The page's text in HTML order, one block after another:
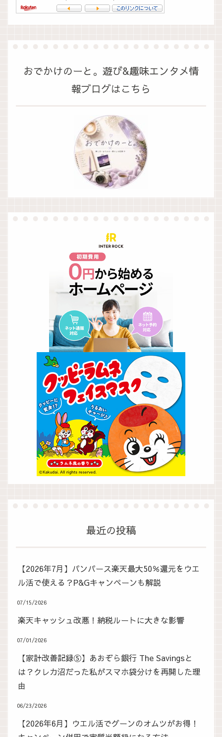
おでかけのーと。遊び&趣味エンタメ情
報ブログはこちら
最近の投稿
【2026年7月】パンパース楽天最大50％還元をウエ
ル活で使える？P&Gキャンペーンも解説
07/15/2026
楽天キャッシュ改悪！納税ルートに大きな影響
07/01/2026
【家計改善記録⑤】あおぞら銀行 The Savingsと
は？クレカ沼だった私がスマホ袋分けを再開した理
由
06/23/2026
【2026年6月】ウエル活でグーンのオムツがお得！